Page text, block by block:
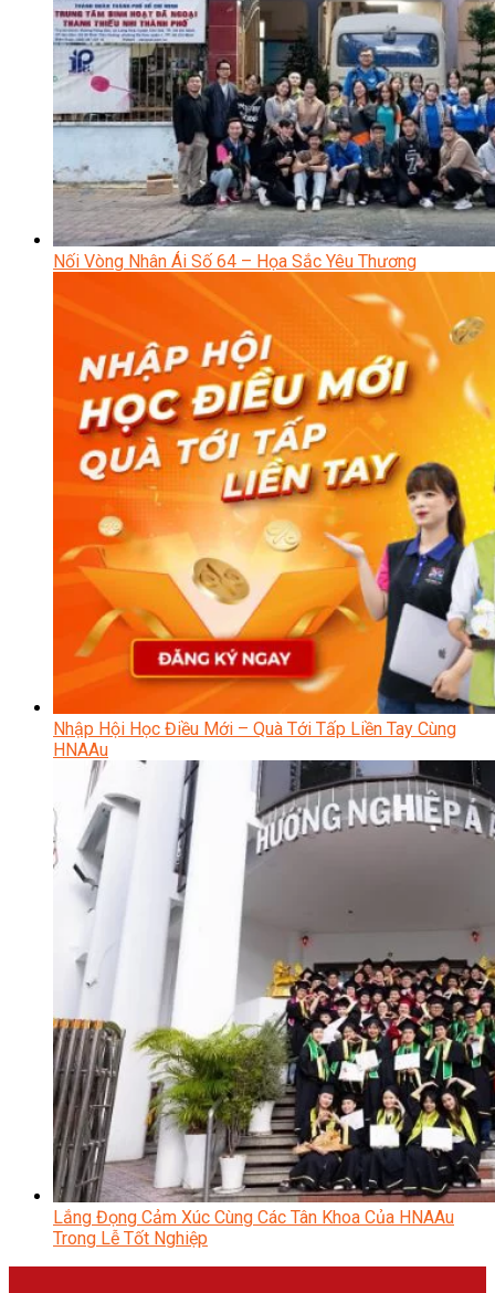
Nối Vòng Nhân Ái Số 64 – Họa Sắc Yêu Thương
Nhập Hội Học Điều Mới – Quà Tới Tấp Liền Tay Cùng
HNAAu
Lắng Đọng Cảm Xúc Cùng Các Tân Khoa Của HNAAu
Trong Lễ Tốt Nghiệp